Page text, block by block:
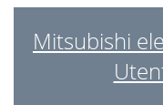
Mitsubishi